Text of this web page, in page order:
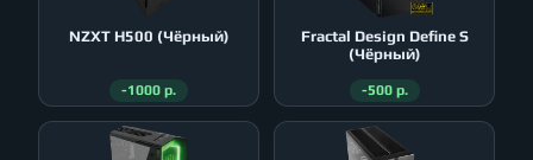
NZXT H500 (Чёрный)
-1000 р.
Fractal Design Define S
(Чёрный)
-500 р.